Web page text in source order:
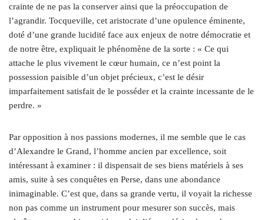
crainte de ne pas la conserver ainsi que la préoccupation de
l’agrandir. Tocqueville, cet aristocrate d’une opulence éminente,
doté d’une grande lucidité face aux enjeux de notre démocratie et
de notre être, expliquait le phénomène de la sorte : « Ce qui
attache le plus vivement le cœur humain, ce n’est point la
possession paisible d’un objet précieux, c’est le désir
imparfaitement satisfait de le posséder et la crainte incessante de le
perdre. »
Par opposition à nos passions modernes, il me semble que le cas
d’Alexandre le Grand, l’homme ancien par excellence, soit
intéressant à examiner : il dispensait de ses biens matériels à ses
amis, suite à ses conquêtes en Perse, dans une abondance
inimaginable. C’est que, dans sa grande vertu, il voyait la richesse
non pas comme un instrument pour mesurer son succès, mais